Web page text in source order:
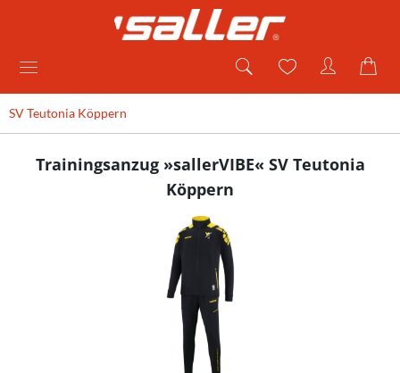
SV Teutonia Köppern
Trainingsanzug »sallerVIBE« SV Teutonia
Köppern